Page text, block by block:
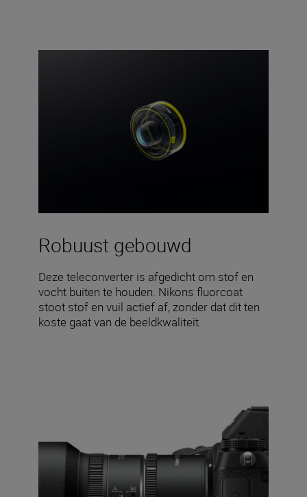
Robuust gebouwd
Deze teleconverter is afgedicht om stof en
vocht buiten te houden. Nikons fluorcoat
stoot stof en vuil actief af, zonder dat dit ten
koste gaat van de beeldkwaliteit.